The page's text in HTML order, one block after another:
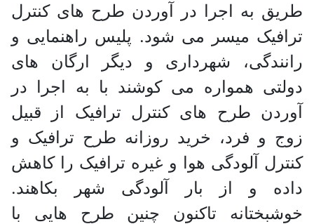
طریق به اجرا در آوردن طرح های کنترل
ترافیک میسر می شود. پلیس راهنمایی و
رانندگی، شهرداری و دیگر ارگان های
دولتی همواره می کوشند با به اجرا در
آوردن طرح های کنترل ترافیک از قبیل
زوج و فرد، خرید روزانه طرح ترافیک و
کنترل آلودگی هوا و غیره ترافیک را کاهش
داده و از بار آلودگی شهر بکاهند.
خوشبختانه تاکنون چنین طرح هایی با